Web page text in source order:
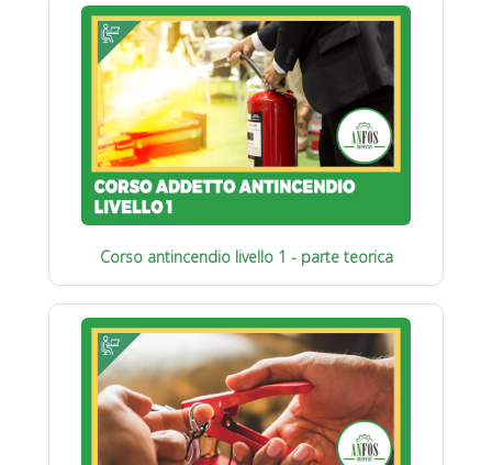
Corso antincendio livello 1 - parte teorica